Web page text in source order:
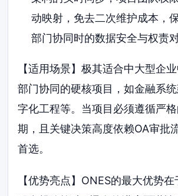
动映射，免去二次维护成本，
部门协同时的数据安全与权责对
【适用场景】极其适合中大型企
部门协同的硬核项目，如金融系
字化工程等。当项目必须遵循严
期，且关键决策高度依赖OA审批
首选。
【优势亮点】ONES的最大优势